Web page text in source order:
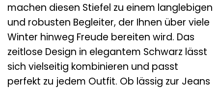
machen diesen Stiefel zu einem langlebigen
und robusten Begleiter, der Ihnen über viele
Winter hinweg Freude bereiten wird. Das
zeitlose Design in elegantem Schwarz lässt
sich vielseitig kombinieren und passt
perfekt zu jedem Outfit. Ob lässig zur Jeans